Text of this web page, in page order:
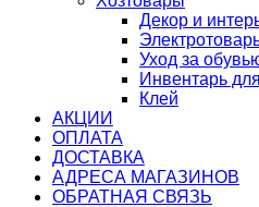
Декор и
Уход за
Инвентарь
Клей
АКЦИИ
ОПЛАТА
ДОСТАВКА
АДРЕСА МАГАЗИНОВ
ОБРАТНАЯ СВЯЗЬ